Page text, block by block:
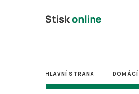
HLAVNÍ STRANA DOMÁCÍ